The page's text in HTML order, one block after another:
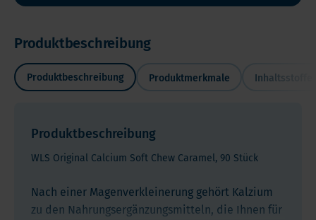
Magenverkleinerung
gehört
den
Original
Calcium
Persönlicher
von
Produktbeschreibung
Produktbeschreibung Produktmerkmale Inhaltsstoffe
Produktbeschreibung
WLS Original Calcium Soft Chew Caramel, 90 Stück
Nach einer Magenverkleinerung gehört Kalzium
zu den Nahrungsergänzungsmitteln, die Ihnen für